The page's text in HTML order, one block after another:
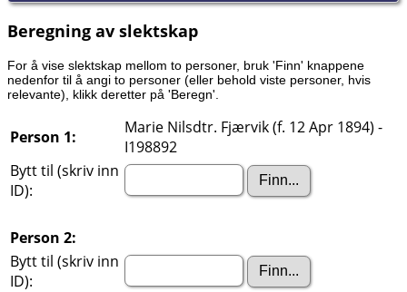
Beregning av slektskap
For å vise slektskap mellom to personer, bruk 'Finn' knappene
nedenfor til å angi to personer (eller behold viste personer, hvis
relevante), klikk deretter på 'Beregn'.
Person 1:
Marie Nilsdtr. Fjærvik (f. 12 Apr 1894) -
I198892
Bytt til (skriv inn
ID):
Person 2:
Bytt til (skriv inn
ID):